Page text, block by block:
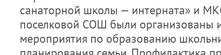
санаторной школы — интерната» и
поселковой СОШ были организованы
мероприятия по образованию